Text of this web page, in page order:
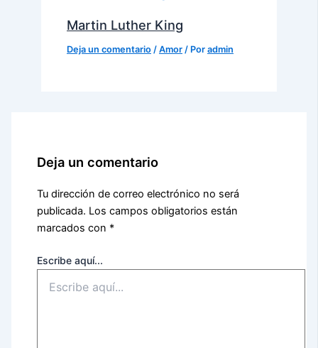
Martin Luther King
Deja un comentario / Amor / Por admin
Deja un comentario
Tu dirección de correo electrónico no será
publicada. Los campos obligatorios están
marcados con *
Escribe aquí...